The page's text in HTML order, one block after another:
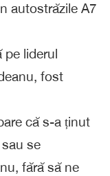
autostrăzile A7
pe liderul
fost
că s-a ținut
se
fără să ne